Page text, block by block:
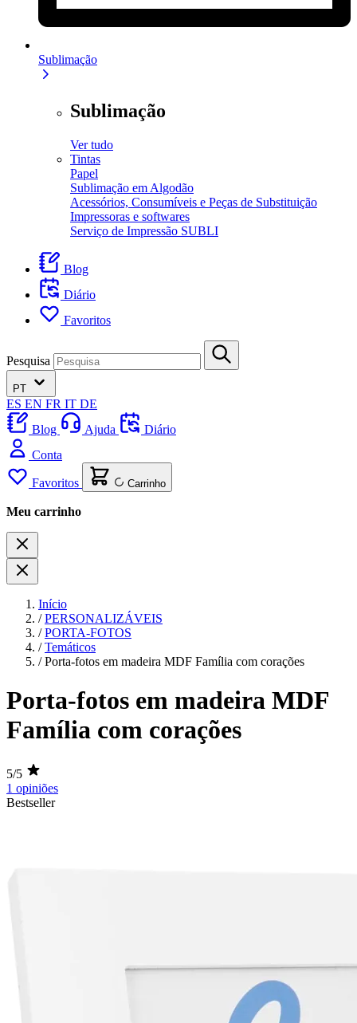
Sublimação
Sublimação
Ver tudo
Tintas
Papel
Sublimação em Algodão
Acessórios, Consumíveis e Peças de Substituição
Impressoras e softwares
Serviço de Impressão SUBLI
Blog
Diário
Favoritos
Pesquisa
PT
ES EN FR IT DE
Blog
Ajuda
Diário
Conta
Favoritos Carrinho
Meu carrinho
Início
/ PERSONALIZÁVEIS
/ PORTA-FOTOS
/ Temáticos
/ Porta-fotos em madeira MDF Família com corações
Porta-fotos em madeira MDF
Família com corações
5/5
1 opiniões
Bestseller